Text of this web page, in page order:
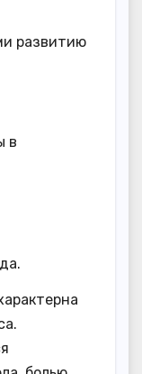
развитию
в